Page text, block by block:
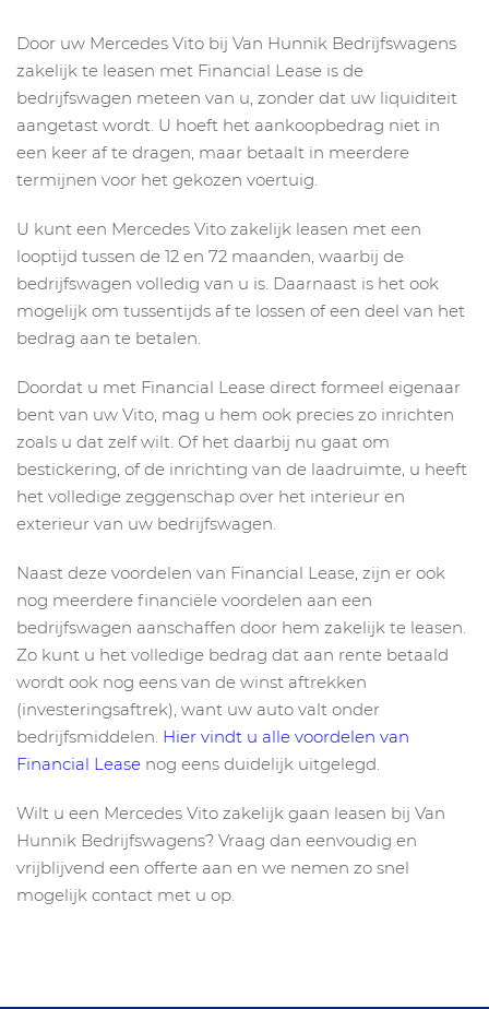
Door uw Mercedes Vito bij Van Hunnik Bedrijfswagens
zakelijk te leasen met Financial Lease is de
bedrijfswagen meteen van u, zonder dat uw liquiditeit
aangetast wordt. U hoeft het aankoopbedrag niet in
een keer af te dragen, maar betaalt in meerdere
termijnen voor het gekozen voertuig.
U kunt een Mercedes Vito zakelijk leasen met een
looptijd tussen de 12 en 72 maanden, waarbij de
bedrijfswagen volledig van u is. Daarnaast is het ook
mogelijk om tussentijds af te lossen of een deel van het
bedrag aan te betalen.
Doordat u met Financial Lease direct formeel eigenaar
bent van uw Vito, mag u hem ook precies zo inrichten
zoals u dat zelf wilt. Of het daarbij nu gaat om
bestickering, of de inrichting van de laadruimte, u heeft
het volledige zeggenschap over het interieur en
exterieur van uw bedrijfswagen.
Naast deze voordelen van Financial Lease, zijn er ook
nog meerdere financiële voordelen aan een
bedrijfswagen aanschaffen door hem zakelijk te leasen.
Zo kunt u het volledige bedrag dat aan rente betaald
wordt ook nog eens van de winst aftrekken
(investeringsaftrek), want uw auto valt onder
bedrijfsmiddelen. Hier vindt u alle voordelen van
Financial Lease nog eens duidelijk uitgelegd.
Wilt u een Mercedes Vito zakelijk gaan leasen bij Van
Hunnik Bedrijfswagens? Vraag dan eenvoudig en
vrijblijvend een offerte aan en we nemen zo snel
mogelijk contact met u op.